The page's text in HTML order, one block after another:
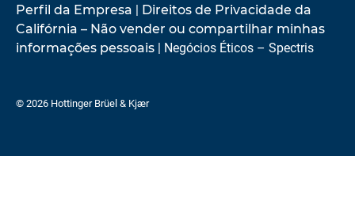
Perfil da Empresa | Direitos de Privacidade da
Califórnia – Não vender ou compartilhar minhas
informações pessoais | Negócios Éticos – Spectris
© 2026 Hottinger Brüel & Kjær